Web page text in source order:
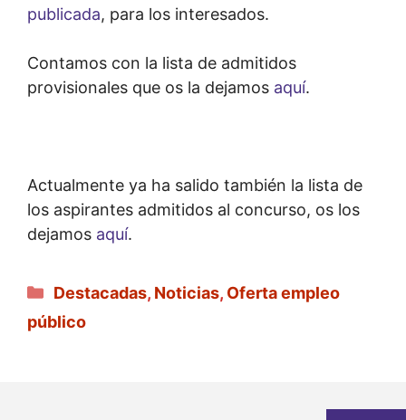
publicada, para los interesados.
Contamos con la lista de admitidos
provisionales que os la dejamos aquí.
Actualmente ya ha salido también la lista de
los aspirantes admitidos al concurso, os los
dejamos aquí.
Categorías
Destacadas, Noticias, Oferta empleo
público